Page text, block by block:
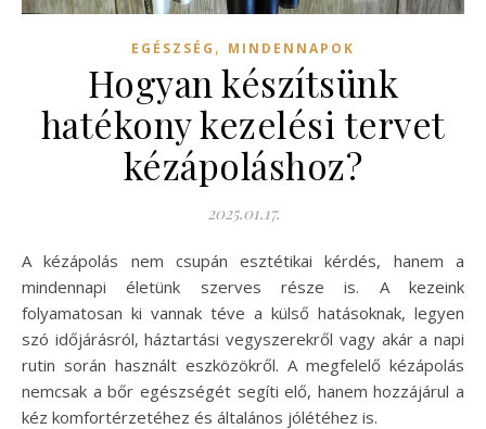
EGÉSZSÉG , MINDENNAPOK
Hogyan készítsünk
hatékony kezelési tervet
kézápoláshoz?
2025.01.17.
A kézápolás nem csupán esztétikai kérdés, hanem a
mindennapi életünk szerves része is. A kezeink
folyamatosan ki vannak téve a külső hatásoknak, legyen
szó időjárásról, háztartási vegyszerekről vagy akár a napi
rutin során használt eszközökről. A megfelelő kézápolás
nemcsak a bőr egészségét segíti elő, hanem hozzájárul a
kéz komfortérzetéhez és általános jólétéhez is.